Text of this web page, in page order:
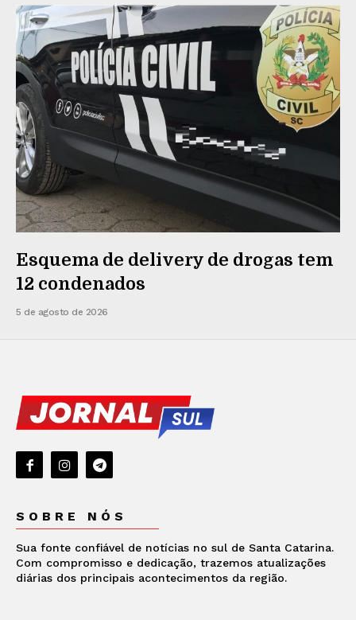
Esquema de delivery de drogas tem
12 condenados
5 de agosto de 2026
SOBRE NÓS
Sua fonte confiável de notícias no sul de Santa Catarina.
Com compromisso e dedicação, trazemos atualizações
diárias dos principais acontecimentos da região.